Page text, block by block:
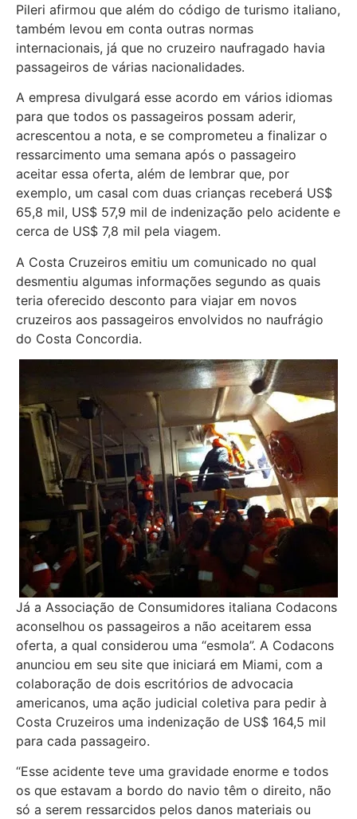
Pileri afirmou que além do código de turismo italiano,
também levou em conta outras normas
internacionais, já que no cruzeiro naufragado havia
passageiros de várias nacionalidades.
A empresa divulgará esse acordo em vários idiomas
para que todos os passageiros possam aderir,
acrescentou a nota, e se comprometeu a finalizar o
ressarcimento uma semana após o passageiro
aceitar essa oferta, além de lembrar que, por
exemplo, um casal com duas crianças receberá US$
65,8 mil, US$ 57,9 mil de indenização pelo acidente e
cerca de US$ 7,8 mil pela viagem.
A Costa Cruzeiros emitiu um comunicado no qual
desmentiu algumas informações segundo as quais
teria oferecido desconto para viajar em novos
cruzeiros aos passageiros envolvidos no naufrágio
do Costa Concordia.
Já a Associação de Consumidores italiana Codacons
aconselhou os passageiros a não aceitarem essa
oferta, a qual considerou uma “esmola”. A Codacons
anunciou em seu site que iniciará em Miami, com a
colaboração de dois escritórios de advocacia
americanos, uma ação judicial coletiva para pedir à
Costa Cruzeiros uma indenização de US$ 164,5 mil
para cada passageiro.
“Esse acidente teve uma gravidade enorme e todos
os que estavam a bordo do navio têm o direito, não
só a serem ressarcidos pelos danos materiais ou